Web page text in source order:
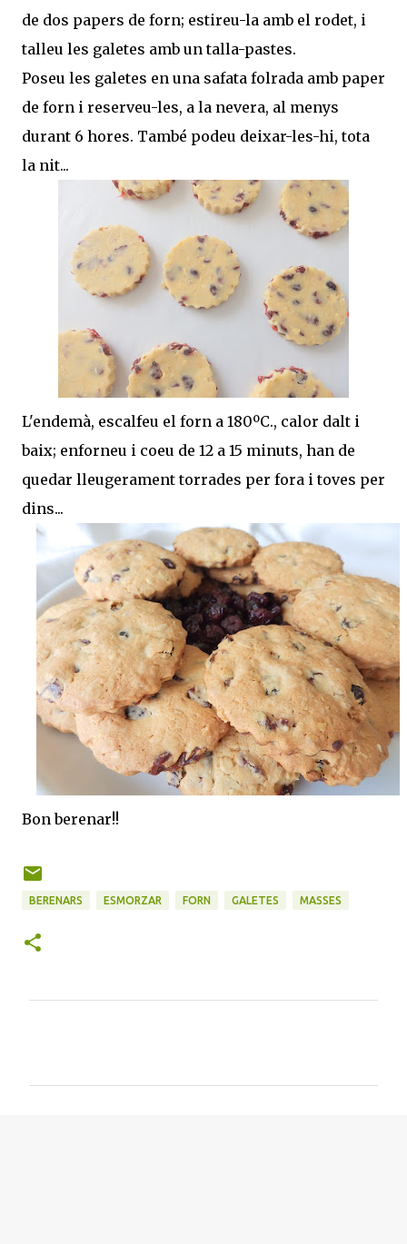
de dos papers de forn; estireu-la amb el rodet, i
talleu les galetes amb un talla-pastes.
Poseu les galetes en una safata folrada amb paper
de forn i reserveu-les, a la nevera, al menys
durant 6 hores. També podeu deixar-les-hi, tota
la nit...
L'endemà, escalfeu el forn a 180ºC., calor dalt i
baix; enforneu i coeu de 12 a 15 minuts, han de
quedar lleugerament torrades per fora i toves per
dins...
Bon berenar!!
BERENARS ESMORZAR FORN GALETES MASSES